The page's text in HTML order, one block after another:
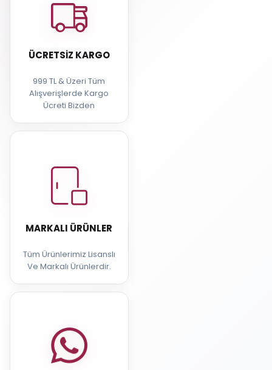
ÜCRETSIZ KARGO
999 TL & Üzeri Tüm
Alışverişlerde Kargo
Ücreti Bizden
MARKALI ÜRÜNLER
Tüm Ürünlerimiz Lisanslı
Ve Markalı Ürünlerdir.